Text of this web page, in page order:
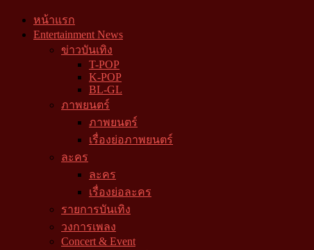
หน้าแรก
Entertainment News
ข่าวบันเทิง
T-POP
K-POP
BL-GL
ภาพยนตร์
ภาพยนตร์
เรื่องย่อภาพยนตร์
ละคร
ละคร
เรื่องย่อละคร
รายการบันเทิง
วงการเพลง
Concert & Event